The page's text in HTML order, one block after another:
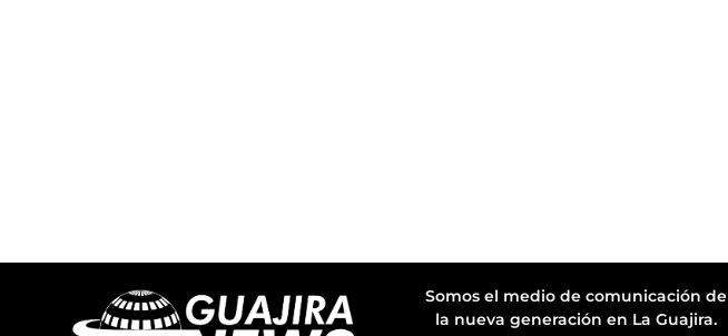
Somos el medio de comunicación de
la nueva generación en La Guajira.